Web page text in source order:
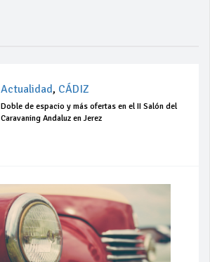
Actualidad, CÁDIZ
Doble de espacio y más ofertas en el II Salón del
Caravaning Andaluz en Jerez